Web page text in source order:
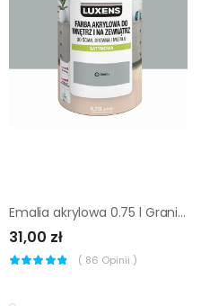
Emalia akrylowa 0.75 l Granit 4 Satynowa
31,00 zł
( 86 Opinii )